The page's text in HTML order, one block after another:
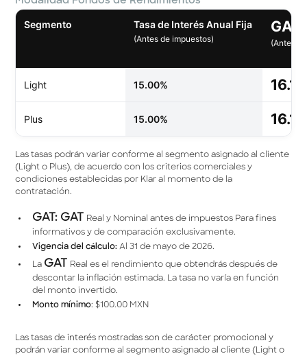
Segmento Tasa de Interés Anual Fija
(Antes de impuestos)
GAT
(Antes
Light 15.00%
Plus 15.00%
Las tasas podrán variar conforme al segmento asignado al cliente
(Light o Plus), de acuerdo con los criterios comerciales y
condiciones establecidas por Klar al momento de la
contratación.
GAT: GAT
Real y Nominal antes de impuestos Para fines
informativos y de comparación exclusivamente.
Vigencia del cálculo:Al 31 de mayo de 2026.
La GAT
Real es el rendimiento que obtendrás después de
descontar la inﬂación estimada. La tasa no varía en función
del monto invertido.
Monto mínimo: $100.00 MXN
Las tasas de interés mostradas son de carácter promocional y
podrán variar conforme al segmento asignado al cliente (Light o